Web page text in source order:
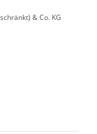
& Co. KG